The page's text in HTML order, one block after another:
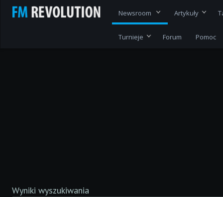
Newsroom Artykuły
Turnieje Forum Pomoc
Wyniki wyszukiwania